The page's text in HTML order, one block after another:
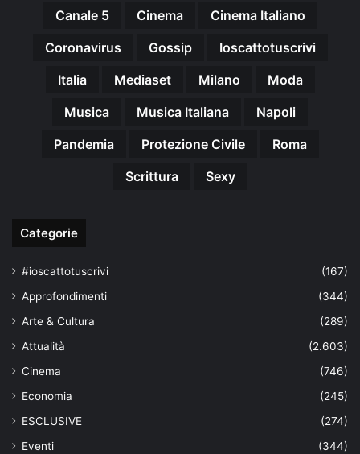
Canale 5 Cinema
Cinema Italiano
Coronavirus
Gossip
Ioscattotuscrivi
Italia
Mediaset Milano
Moda
Musica
Musica Italiana
Napoli
Pandemia
Protezione Civile
Roma
Scrittura
Sexy
Categorie
#ioscattotuscrivi
(167)
Approfondimenti
(344)
Arte & Cultura
(289)
Attualità
(2.603)
Cinema
(746)
Economia
(245)
ESCLUSIVE
(274)
Eventi
(344)